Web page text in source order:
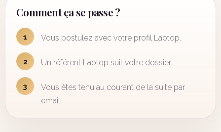
Comment ça se passe ?
1 Vous postulez avec votre profil Laotop.
2 Un référent Laotop suit votre dossier.
3
Vous êtes tenu au courant de la suite par
email.